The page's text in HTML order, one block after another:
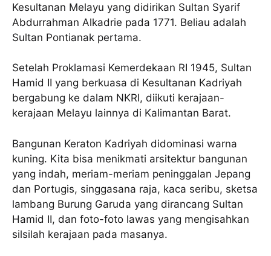
Kesultanan Melayu yang didirikan Sultan Syarif
Abdurrahman Alkadrie pada 1771. Beliau adalah
Sultan Pontianak pertama.
Setelah Proklamasi Kemerdekaan RI 1945, Sultan
Hamid II yang berkuasa di Kesultanan Kadriyah
bergabung ke dalam NKRI, diikuti kerajaan-
kerajaan Melayu lainnya di Kalimantan Barat.
Bangunan Keraton Kadriyah didominasi warna
kuning. Kita bisa menikmati arsitektur bangunan
yang indah, meriam-meriam peninggalan Jepang
dan Portugis, singgasana raja, kaca seribu, sketsa
lambang Burung Garuda yang dirancang Sultan
Hamid II, dan foto-foto lawas yang mengisahkan
silsilah kerajaan pada masanya.